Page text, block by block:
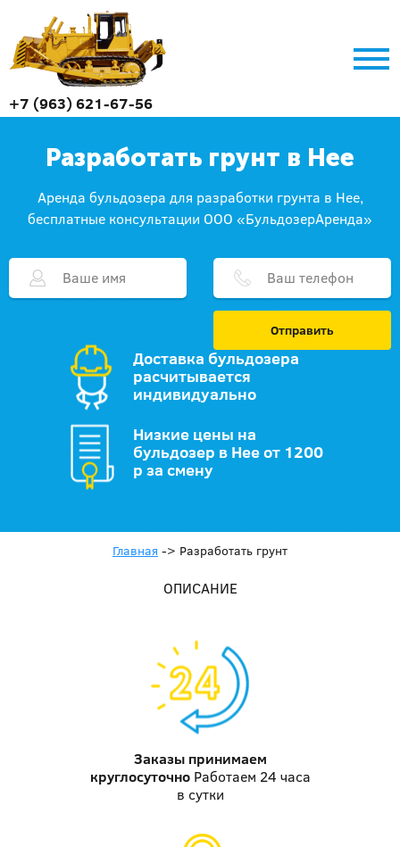
+7 (963) 621-67-56
Разработать грунт в Нее
Аренда бульдозера для разработки грунта в Нее,
бесплатные консультации ООО «БульдозерАренда»
Отправить
Доставка бульдозера
расчитывается
индивидуально
Низкие цены на
бульдозер в Нее от 1200
р за смену
Главная -> Разработать грунт
ОПИСАНИЕ
Заказы принимаем
круглосуточно Работаем 24 часа
в сутки